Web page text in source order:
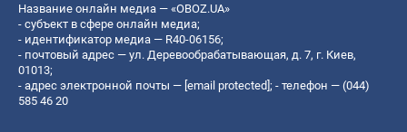
Название онлайн медиа — «OBOZ.UA»
- субъект в сфере онлайн медиа;
- идентификатор медиа — R40-06156;
- почтовый адрес — ул. Деревообрабатывающая, д. 7, г. Киев,
01013;
- адрес электронной почты — [email protected]; - телефон — (044)
585 46 20